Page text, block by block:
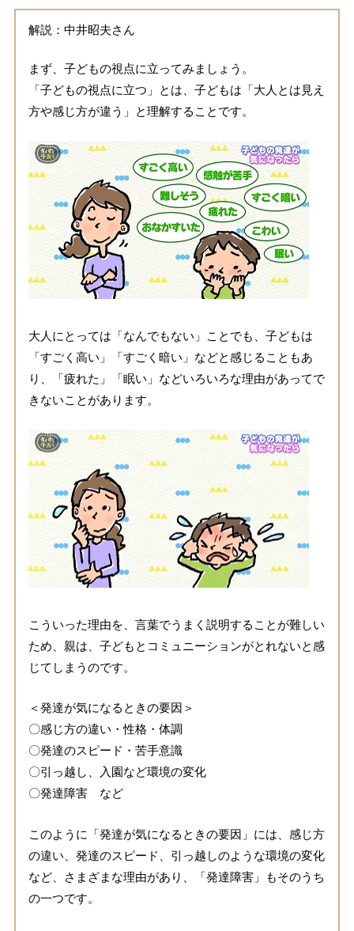
解説：中井昭夫さん
まず、子どもの視点に立ってみましょう。
「子どもの視点に立つ」とは、子どもは「大人とは見え
方や感じ方が違う」と理解することです。
大人にとっては「なんでもない」ことでも、子どもは
「すごく高い」「すごく暗い」などと感じることもあ
り、「疲れた」「眠い」などいろいろな理由があってで
きないことがあります。
こういった理由を、言葉でうまく説明することが難しい
ため、親は、子どもとコミュニーションがとれないと感
じてしまうのです。
＜発達が気になるときの要因＞
〇感じ方の違い・性格・体調
〇発達のスピード・苦手意識
〇引っ越し、入園など環境の変化
〇発達障害 など
このように「発達が気になるときの要因」には、感じ方
の違い、発達のスピード、引っ越しのような環境の変化
など、さまざまな理由があり、「発達障害」もそのうち
の一つです。